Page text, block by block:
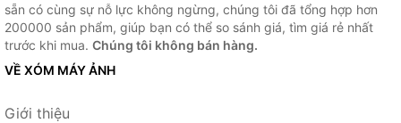
sẵn có cùng sự nỗ lực không ngừng, chúng tôi đã tổng hợp hơn
200000 sản phẩm, giúp bạn có thể so sánh giá, tìm giá rẻ nhất
trước khi mua. Chúng tôi không bán hàng.
VỀ XÓM MÁY ẢNH
Giới thiệu